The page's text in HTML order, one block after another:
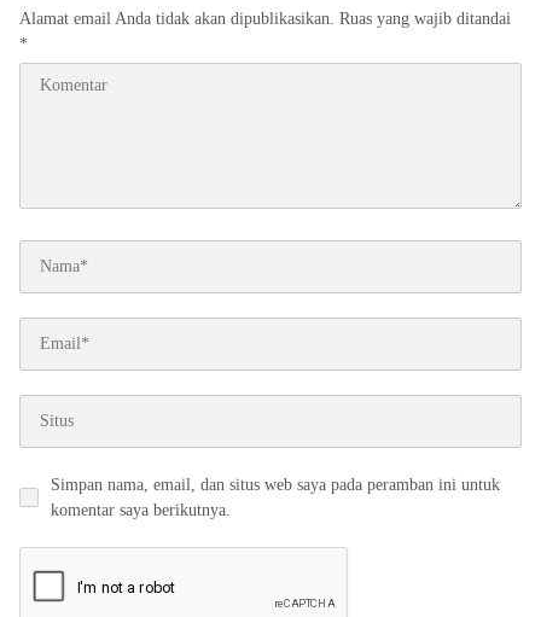
Alamat email Anda tidak akan dipublikasikan. Ruas yang wajib ditandai
*
Simpan nama, email, dan situs web saya pada peramban ini untuk
komentar saya berikutnya.